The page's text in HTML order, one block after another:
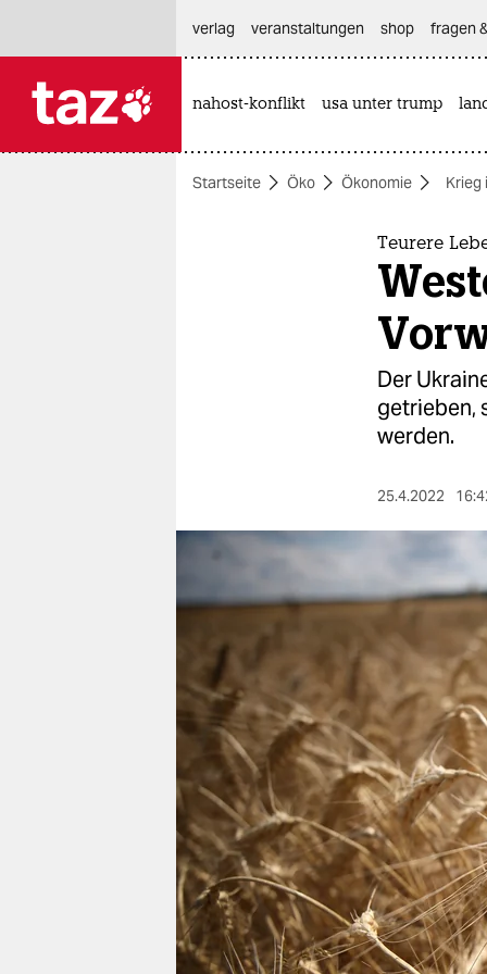
themen
nord
verlag
veranstaltungen
shop
fragen & hilfe
unterstützen
abo
genossenschaft
verlag
veranstaltungen shop fragen
nahost-konflikt usa unter trump
Startseite Öko Ökonomie Krieg
Teurere
Der
getrieben,
werden.
25.4.2022